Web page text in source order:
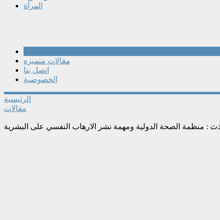
المرأة
مقالات متميزه
اتصل بنا
الخصوصية
الرئيسية
مقالات
: منظمة الصحة الدولية ومهمة نشر الارهاب النفسي على البشرية